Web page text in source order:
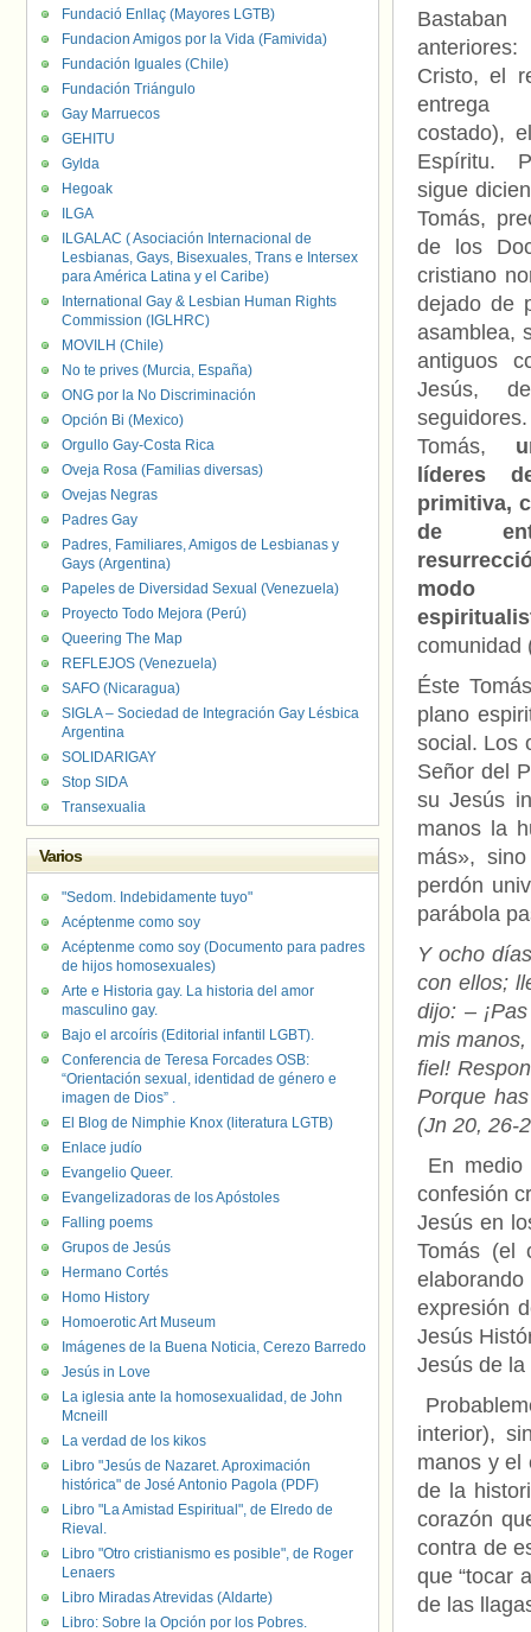
Cristo, el
costado),
Espíritu.
sigue
Tomás,
de los
cristiano
dejado de
asamblea,
antiguos
Jesús,
Tomás,
líderes
primitiva,
de
modo
comunidad
Éste
plano
social. Los
Señor del
su Jesús
manos la
más»,
perdón
parábola
Y ocho
con ellos;
dijo: –
mis
fiel!
Porque
(Jn 20, 26-
En
confesión
Jesús en
Tomás (el
expresión
Jesús
Jesús de
interior),
manos y el
de la
corazón
contra de
que “tocar
de las
Fundació Enllaç (Mayores LGTB)
Fundacion Amigos por la Vida (Famivida)
Fundación Iguales (Chile)
Fundación Triángulo
Gay Marruecos
GEHITU
Gylda
Hegoak
ILGA
ILGALAC ( Asociación Internacional de
Lesbianas, Gays, Bisexuales, Trans e Intersex
para América Latina y el Caribe)
International Gay & Lesbian Human Rights
Commission (IGLHRC)
MOVILH (Chile)
No te prives (Murcia, España)
ONG por la No Discriminación
Opción Bi (Mexico)
Orgullo Gay-Costa Rica
Oveja Rosa (Familias diversas)
Ovejas Negras
Padres Gay
Padres, Familiares, Amigos de Lesbianas y
Gays (Argentina)
Papeles de Diversidad Sexual (Venezuela)
Proyecto Todo Mejora (Perú)
Queering The Map
REFLEJOS (Venezuela)
SAFO (Nicaragua)
SIGLA – Sociedad de Integración Gay Lésbica
Argentina
SOLIDARIGAY
Stop SIDA
Transexualia
Varios
"Sedom. Indebidamente tuyo"
Acéptenme como soy
Acéptenme como soy (Documento para padres
de hijos homosexuales)
Arte e Historia gay. La historia del amor
masculino gay.
Bajo el arcoíris (Editorial infantil LGBT).
Conferencia de Teresa Forcades OSB:
“Orientación sexual, identidad de género e
imagen de Dios” .
El Blog de Nimphie Knox (literatura LGTB)
Enlace judío
Evangelio Queer.
Evangelizadoras de los Apóstoles
Falling poems
Grupos de Jesús
Hermano Cortés
Homo History
Homoerotic Art Museum
Imágenes de la Buena Noticia, Cerezo Barredo
Jesús in Love
La iglesia ante la homosexualidad, de John
Mcneill
La verdad de los kikos
Libro "Jesús de Nazaret. Aproximación
histórica" de José Antonio Pagola (PDF)
Libro "La Amistad Espiritual", de Elredo de
Rieval.
Libro "Otro cristianismo es posible", de Roger
Lenaers
Libro Miradas Atrevidas (Aldarte)
Libro: Sobre la Opción por los Pobres.